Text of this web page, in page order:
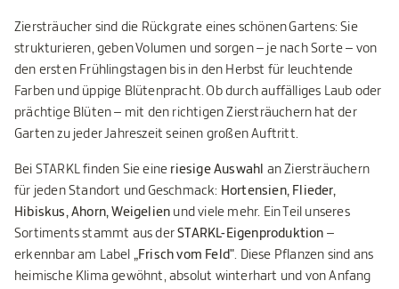
Ziersträucher sind die Rückgrate eines schönen Gartens: Sie
strukturieren, geben Volumen und sorgen – je nach Sorte – von
den ersten Frühlingstagen bis in den Herbst für leuchtende
Farben und üppige Blütenpracht. Ob durch auffälliges Laub oder
prächtige Blüten – mit den richtigen Ziersträuchern hat der
Garten zu jeder Jahreszeit seinen großen Auftritt.
Bei STARKL finden Sie eine riesige Auswahl an Ziersträuchern
für jeden Standort und Geschmack: Hortensien, Flieder,
Hibiskus, Ahorn, Weigelien und viele mehr. Ein Teil unseres
Sortiments stammt aus derSTARKL-Eigenproduktion –
erkennbar am Label „Frisch vom Feld". Diese Pflanzen sind ans
heimische Klima gewöhnt, absolut winterhart und von Anfang